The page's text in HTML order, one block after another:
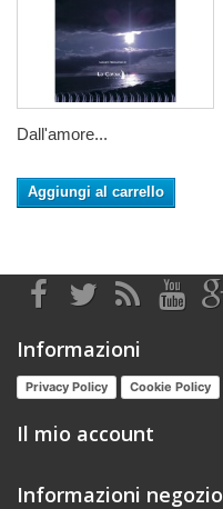
Dall'amore...
Aggiungi al carrello
Informazioni
Privacy Policy Cookie Policy
Il mio account
Informazioni negozio